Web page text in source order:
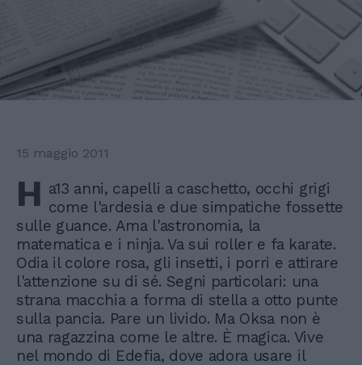
15 maggio 2011
H a13 anni, capelli a caschetto, occhi grigi
come l'ardesia e due simpatiche fossette
sulle guance. Ama l'astronomia, la
matematica e i ninja. Va sui roller e fa karate.
Odia il colore rosa, gli insetti, i porri e attirare
l'attenzione su di sé. Segni particolari: una
strana macchia a forma di stella a otto punte
sulla pancia. Pare un livido. Ma Oksa non è
una ragazzina come le altre. È magica. Vive
nel mondo di Edefia, dove adora usare il